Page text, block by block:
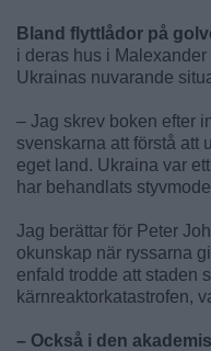
Bland flyttlådor på
i deras hus i
Ukrainas nuvarande
– Jag skrev boken efter
svenskarna att förstå att
eget land. Ukraina var
har behandlats
Jag berättar för Peter
okunskap när ryssarna
enfald trodde att staden
kärnreaktorkatastrofen,
– Också i den